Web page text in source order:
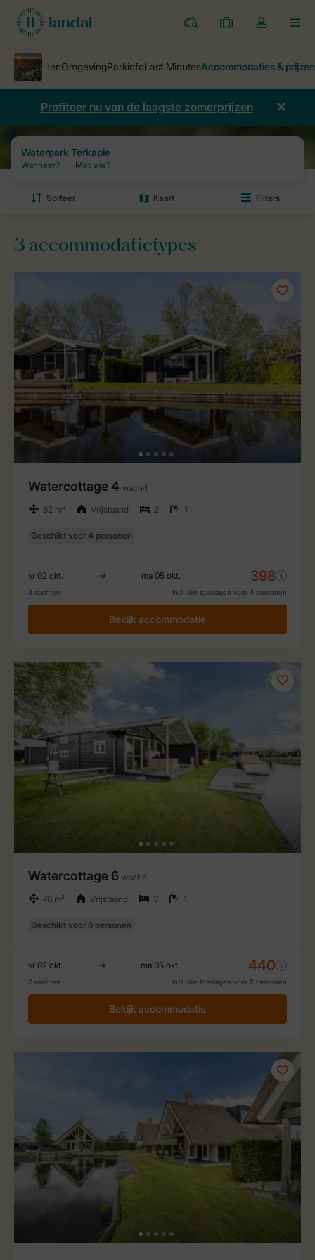
Parken
Mijn
Open
dropdown
mijn
account
Profiteer nu van de laagste zomerprijzen
Vakantieparken Waterpark Terkaple